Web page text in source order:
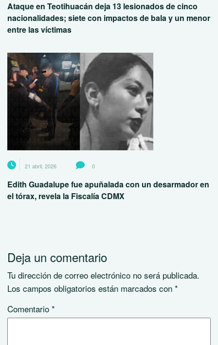
Ataque en Teotihuacán deja 13 lesionados de cinco
nacionalidades; siete con impactos de bala y un menor
entre las víctimas
21 abril, 2026 0
Edith Guadalupe fue apuñalada con un desarmador en
el tórax, revela la Fiscalía CDMX
Deja un comentario
Tu dirección de correo electrónico no será publicada.
Los campos obligatorios están marcados con *
Comentario *